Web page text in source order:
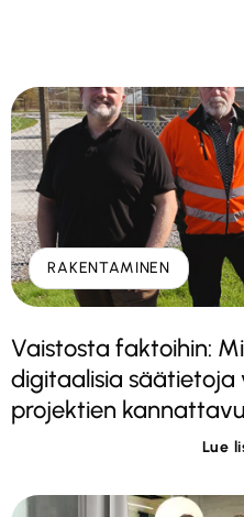
RAKENTAMINEN
Vaistosta faktoihin:
digitaalisia säätietoja
projektien
Lue